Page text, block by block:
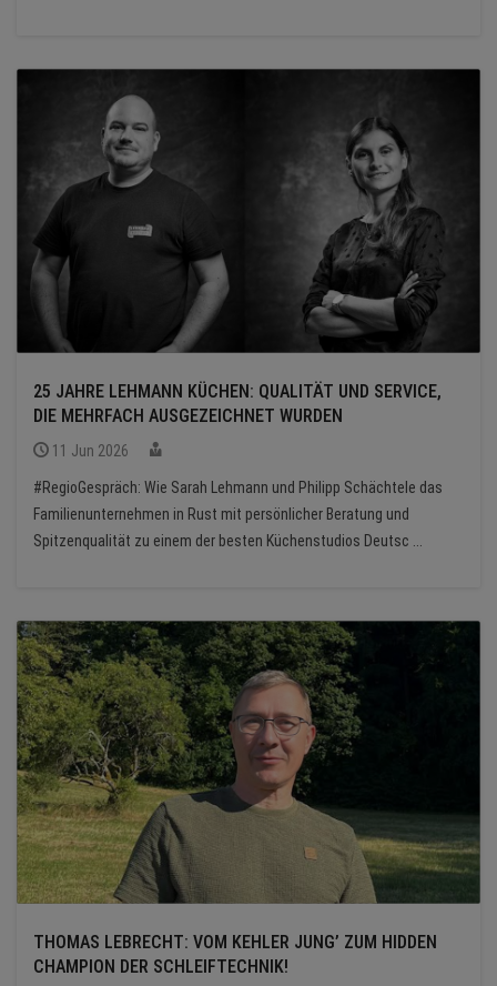
25 JAHRE LEHMANN KÜCHEN: QUALITÄT UND SERVICE,
DIE MEHRFACH AUSGEZEICHNET WURDEN
11 Jun 2026
#RegioGespräch: Wie Sarah Lehmann und Philipp Schächtele das
Familienunternehmen in Rust mit persönlicher Beratung und
Spitzenqualität zu einem der besten Küchenstudios Deutsc ...
THOMAS LEBRECHT: VOM KEHLER JUNG’ ZUM HIDDEN
CHAMPION DER SCHLEIFTECHNIK!